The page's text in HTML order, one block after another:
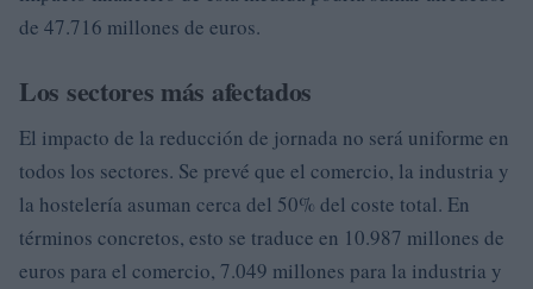
de 47.716 millones de euros.
Los sectores más afectados
El impacto de la reducción de jornada no será uniforme en
todos los sectores. Se prevé que el comercio, la industria y
la hostelería asuman cerca del 50% del coste total. En
términos concretos, esto se traduce en 10.987 millones de
euros para el comercio, 7.049 millones para la industria y